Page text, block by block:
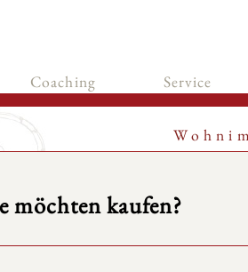
Coaching Service
möchten kaufen?